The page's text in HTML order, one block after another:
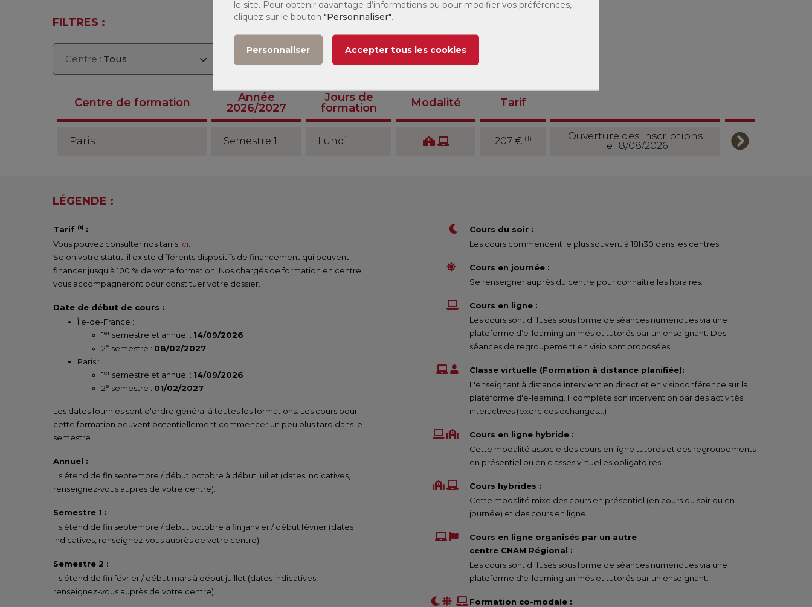
FILTRES :
Centre : Tous Tous
Centre de formation
Année
2026/2027
Jours de
formation
Modalité Tarif
Paris Semestre 1 Lundi 207 € (1)
Ouverture des inscriptions
le 18/08/2026
LÉGENDE :
Tarif (1) :
Vous pouvez consulter nos tarifs ici
Selon votre statut, il existe différents dispositifs de financement qui peuvent
financer jusqu'à 100 % de votre formation. Nos chargés de formation en centre
vous accompagneront pour constituer votre dossier.
Date de début de cours :
Île-de-France :
1er semestre et annuel : 14/09/2026
2e semestre : 08/02/2027
Paris :
1er semestre et annuel : 14/09/2026
2e semestre : 01/02/2027
Les dates fournies sont d'ordre général à toutes les formations. Les cours pour
cette formation peuvent potentiellement commencer un peu plus tard dans le
semestre.
Annuel :
Il s'étend de fin septembre / début octobre à début juillet (dates indicatives,
renseignez-vous auprès de votre centre).
Semestre 1 :
Il s'étend de fin septembre / début octobre à fin janvier / début février (dates
indicatives, renseignez-vous auprès de votre centre).
Semestre 2 :
Il s'étend de fin février / début mars à début juillet (dates indicatives,
renseignez-vous auprès de votre centre).
Cours du soir :
Les cours commencent le plus souvent à 18h30 dans les centres.
Cours en journée :
Se renseigner auprès du centre pour connaître les horaires.
Cours en ligne :
Les cours sont diffusés sous forme de séances numériques via une
plateforme d’e-learning animés et tutorés par un enseignant. Des
séances de regroupement en visio sont proposées.
Classe virtuelle (Formation à distance planifiée):
L'enseignant à distance intervient en direct et en visioconférence sur la
plateforme d'e-learning. Il complète son intervention par des activités
interactives (exercices échanges…)
Cours en ligne hybride :
Cette modalité associe des cours en ligne tutorés et des regroupements
en présentiel ou en classes virtuelles obligatoires
Cours hybrides :
Cette modalité mixe des cours en présentiel (en cours du soir ou en
journée) et des cours en ligne.
Cours en ligne organisés par un autre
centre CNAM Régional :
Les cours sont diffusés sous forme de séances numériques via une
plateforme d'e-learning animés et tutorés par un enseignant.
Formation co-modale :
le site. Pour obtenir davantage d’informations ou pour modifier vos préférences,
cliquez sur le bouton "Personnaliser".
Personnaliser Accepter tous les cookies